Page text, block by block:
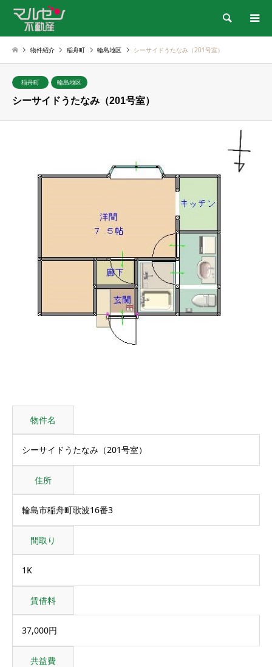
検索
物件紹介 稲舟町 輪島地区 シーサイドうたなみ（201号室）
稲舟町 輪島地区
シーサイドうたなみ（201号室）
物件名
シーサイドうたなみ（201号室）
住所
輪島市稲舟町歌波16番3
間取り
1K
賃借料
37,000円
共益費